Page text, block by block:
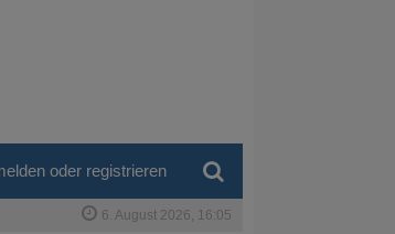
oder registrieren
6. August 2026, 16:05